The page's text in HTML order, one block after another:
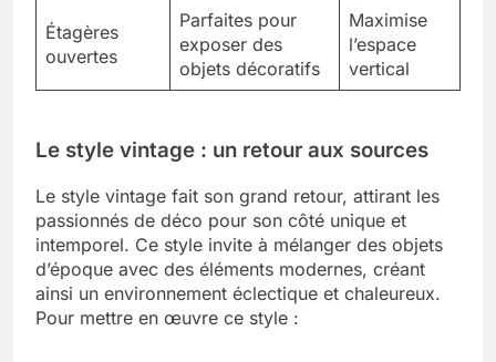
Étagères
ouvertes
Parfaites pour
exposer des
objets décoratifs
Maximise
l’espace
vertical
Le style vintage : un retour aux sources
Le style vintage fait son grand retour, attirant les
passionnés de déco pour son côté unique et
intemporel. Ce style invite à mélanger des objets
d’époque avec des éléments modernes, créant
ainsi un environnement éclectique et chaleureux.
Pour mettre en œuvre ce style :